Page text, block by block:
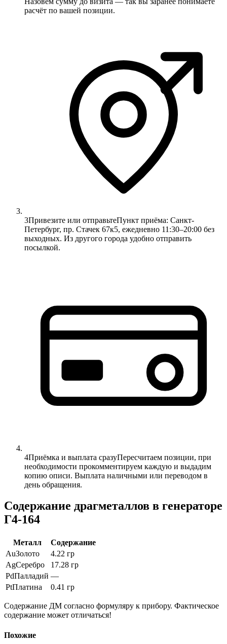
расчёт по вашей позиции.
3Привезите или отправьтеПункт приёма: Санкт-
Петербург, пр. Стачек 67к5, ежедневно 11:30–20:00 без
выходных. Из другого города удобно отправить
посылкой.
4Приёмка и выплата сразуПересчитаем позиции, при
необходимости прокомментируем каждую и выдадим
копию описи. Выплата наличными или переводом в
день обращения.
Содержание драгметаллов в генераторе
Г4-164
Металл
Содержание
AuЗолото
4.22 гр
AgСеребро
17.28 гр
PdПалладий —
PtПлатина 0.41 гр
Содержание ДМ согласно формуляру к прибору. Фактическое
содержание может отличаться!
Похожие